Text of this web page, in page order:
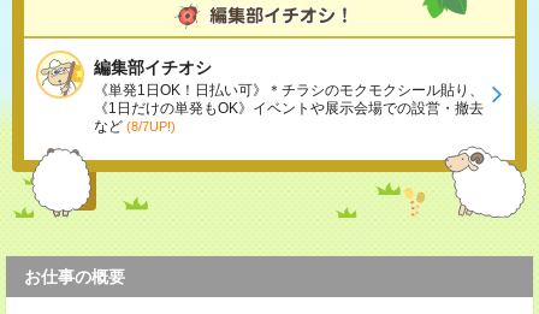
編集部イチオシ
《単発1日OK！日払い可》＊チラシのモクモクシール貼り、
《1日だけの単発もOK》イベントや展示会場での設営・撤去
など (8/7UP!)
お仕事の概要